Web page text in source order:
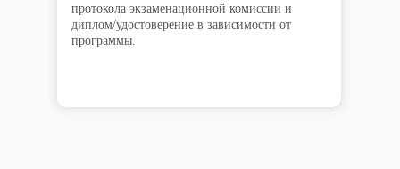
протокола экзаменационной комиссии и
диплом/удостоверение в зависимости от
программы.